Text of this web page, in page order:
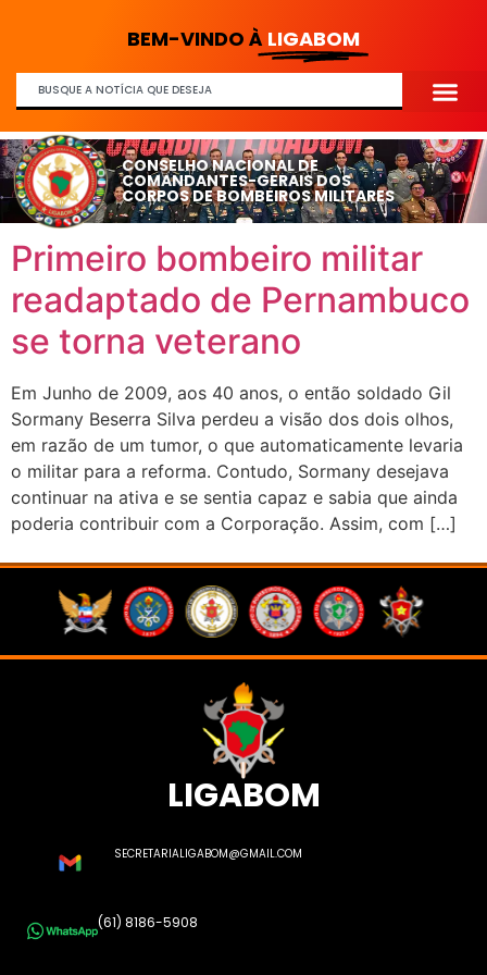
BEM-VINDO À LIGABOM
CONSELHO NACIONAL DE
COMANDANTES-GERAIS DOS
CORPOS DE BOMBEIROS MILITARES
Primeiro bombeiro militar
readaptado de Pernambuco
se torna veterano
Em Junho de 2009, aos 40 anos, o então soldado Gil
Sormany Beserra Silva perdeu a visão dos dois olhos,
em razão de um tumor, o que automaticamente levaria
o militar para a reforma. Contudo, Sormany desejava
continuar na ativa e se sentia capaz e sabia que ainda
poderia contribuir com a Corporação. Assim, com […]
LIGABOM
SECRETARIALIGABOM@GMAIL.COM
(61) 8186-5908